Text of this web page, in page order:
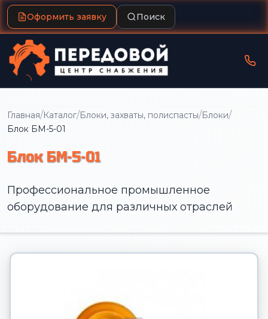
Оформить заявку Поиск
Главная/Каталог/Блоки, захваты, полиспасты/Блоки/
Блок БМ-5-01
Блок БМ-5-01
Профессиональное промышленное
оборудование для различных отраслей